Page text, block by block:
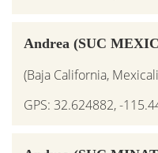
Andrea (SUC
(Baja California,
GPS: 32.624882, -